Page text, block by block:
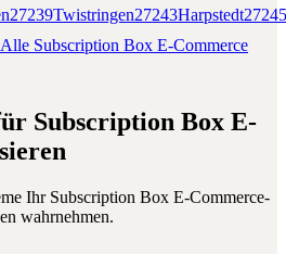
27239Twistringen27243Harpstedt27245
Alle Subscription Box E-Commerce
Subscription Box E-
Ihr Subscription Box E-Commerce-
wahrnehmen.